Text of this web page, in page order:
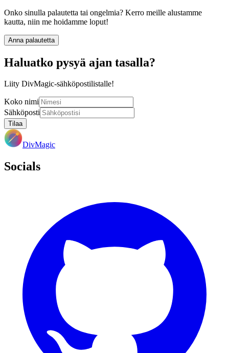
Onko sinulla palautetta tai ongelmia? Kerro meille alustamme
kautta, niin me hoidamme loput!
Anna palautetta
Haluatko pysyä ajan tasalla?
Liity DivMagic-sähköpostilistalle!
Koko nimi
Sähköposti
Tilaa
DivMagic
Socials